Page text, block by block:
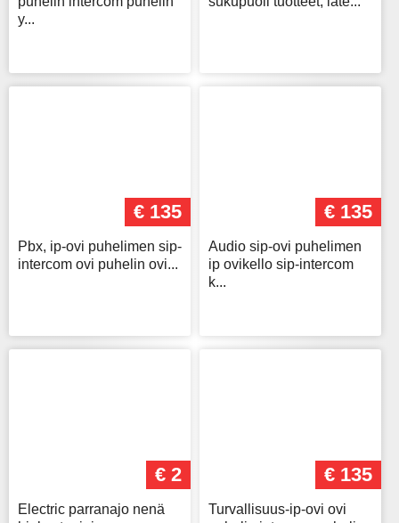
y...
€ 135
Pbx, ip-ovi puhelimen sip-
intercom ovi puhelin ovi...
€ 135
Audio sip-ovi puhelimen
ip ovikello sip-intercom
k...
€ 2
Electric parranajo nenä
€ 135
Turvallisuus-ip-ovi ovi